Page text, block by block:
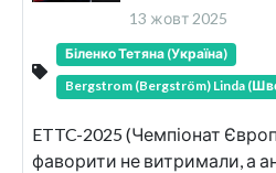
13 жовт 2025
Біленко Тетяна (Україна)
Bergstrom (Bergström) Linda
ETTC-2025 (Чемпіонат
фаворити не витримали, а